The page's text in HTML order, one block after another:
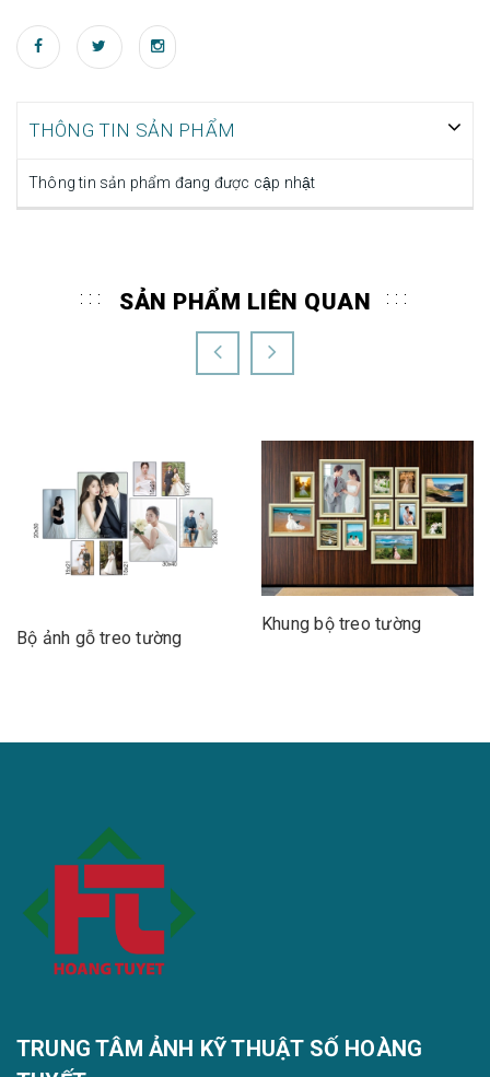
THÔNG TIN SẢN PHẨM
Thông tin sản phẩm đang được cập nhật
SẢN PHẨM LIÊN QUAN
Bộ ảnh gỗ treo tường
Khung bộ treo tường
TRUNG TÂM ẢNH KỸ THUẬT SỐ HOÀNG